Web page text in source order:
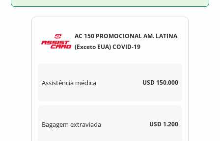
AC 150 PROMOCIONAL AM. LATINA
(Exceto EUA) COVID-19
Assistência médica USD 150.000
Bagagem extraviada USD 1.200